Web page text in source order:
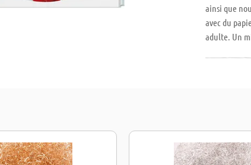
ainsi que
avec du
adulte. Un
un